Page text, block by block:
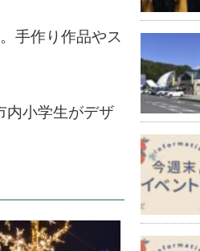
手作り作品やス
内小学生がデザ